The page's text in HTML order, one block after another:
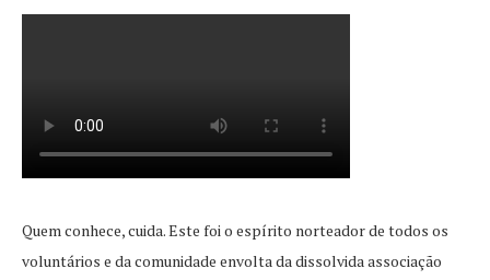
Quem conhece, cuida. Este foi o espírito norteador de todos os
voluntários e da comunidade envolta da dissolvida associação